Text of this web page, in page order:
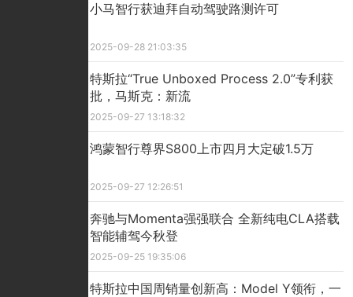
小马智行获迪拜自动驾驶路测许可
2025-09-28 21:03:35
特斯拉“True Unboxed Process 2.0”专利获
批，马斯克：新流
2025-09-27 13:18:32
鸿蒙智行尊界S800上市四月大定破1.5万
2025-09-27 12:26:51
奔驰与Momenta强强联合 全新纯电CLA搭载
智能辅驾今秋登
2025-09-25 19:35:06
特斯拉中国周销量创新高：Model Y领衔，一